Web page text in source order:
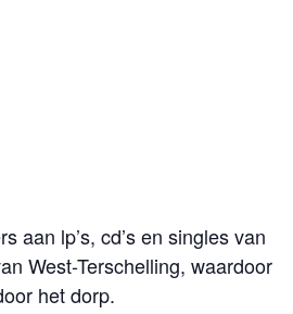
aan lp’s, cd’s en singles van
West-Terschelling, waardoor
het dorp.